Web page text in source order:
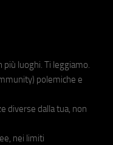
più luoghi. Ti leggiamo.
polemiche e
diverse dalla tua, non
nei limiti